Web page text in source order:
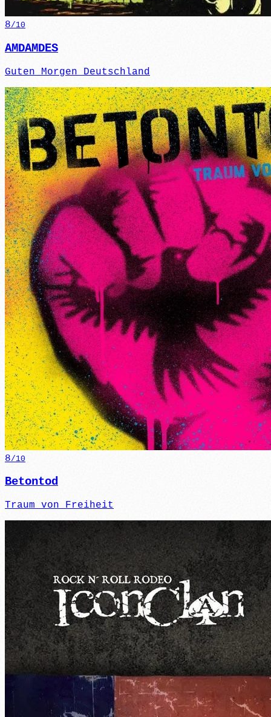
8/10
AMDAMDES
Guten Morgen Deutschland
8/10
Betontod
Traum von Freiheit